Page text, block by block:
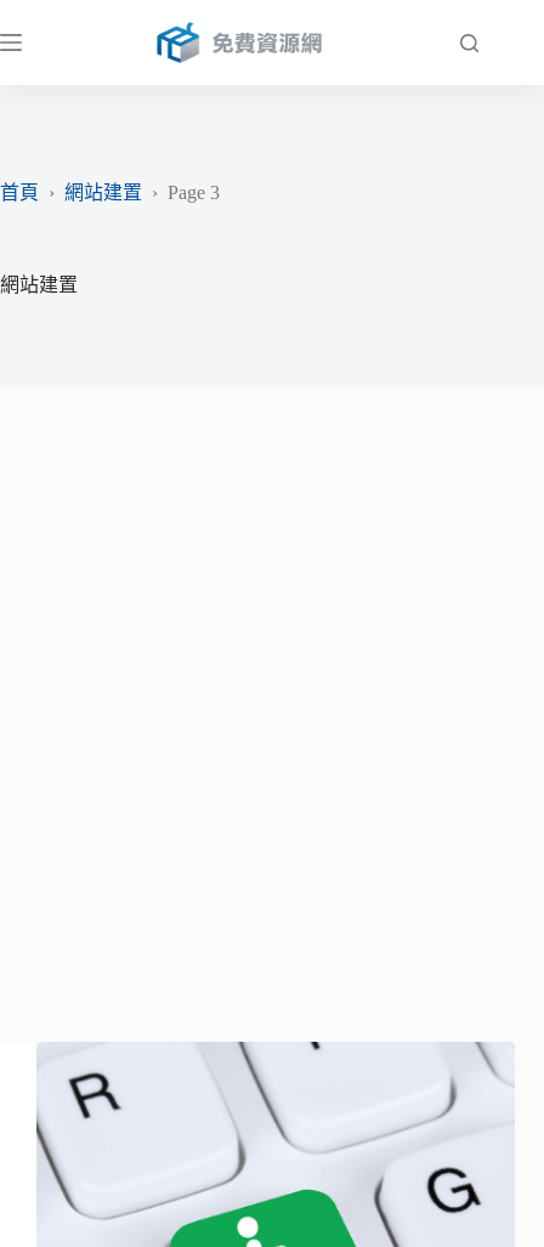
至
首頁
› 網站建置 › Page 3
網站建置